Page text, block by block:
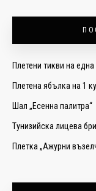
Плетени тикви на
Плетена ябълка на 1
Шал „Есенна палитра“
Тунизийска лицева
Плетка „Ажурни